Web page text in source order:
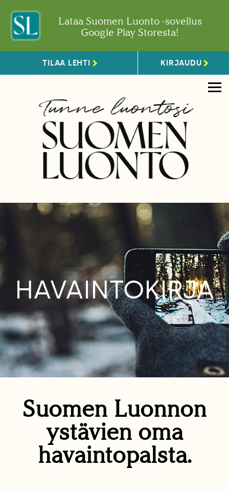
Lataa Suomen Luonto -sovellus
Google Play Storesta!
TILAA LEHTI KIRJAUDU
HAVAINTOKIRJA
Suomen Luonnon
ystävien oma
havaintopalsta.